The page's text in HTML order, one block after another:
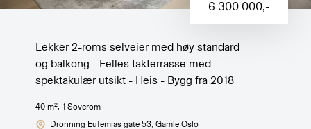
6 300 000,-
Lekker 2-roms selveier med høy standard
og balkong - Felles takterrasse med
spektakulær utsikt - Heis - Bygg fra 2018
40 m2, 1 Soverom
Dronning Eufemias gate 53, Gamle Oslo